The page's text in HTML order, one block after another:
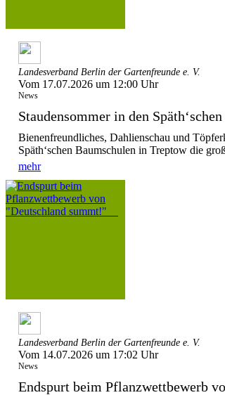
Landesverband Berlin der Gartenfreunde e. V.
Vom 17.07.2026 um 12:00 Uhr
News
Staudensommer in den
Bienenfreundliches, Dahlienschau und
Späth‘schen Baumschulen in Treptow die
mehr
Landesverband Berlin der Gartenfreunde e. V.
Vom 14.07.2026 um 17:02 Uhr
News
Endspurt beim Pflanzwettbewerb